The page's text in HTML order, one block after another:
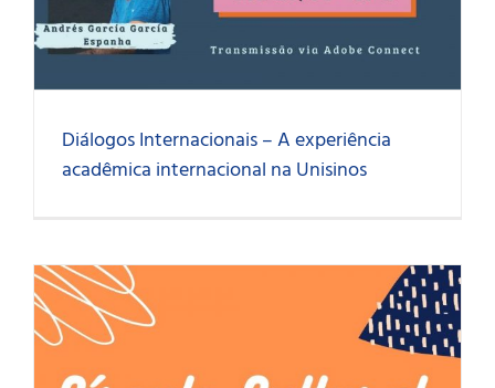
Diálogos Internacionais – A experiência
acadêmica internacional na Unisinos